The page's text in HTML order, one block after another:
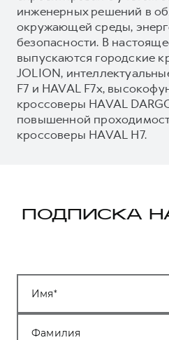
инженерных решений в
окружающей среды,
безопасности. В
выпускаются городские
JOLION,
F7 и HAVAL F7x,
кроссоверы HAVAL
повышенной
кроссоверы HAVAL H7.
ПОДПИСКА
Имя
Фамилия